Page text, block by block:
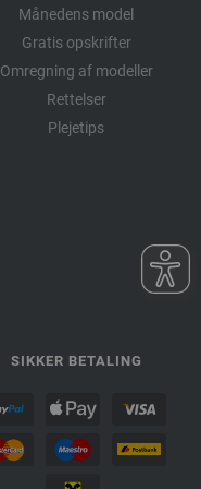
Månedens model
Gratis opskrifter
Omregning af modeller
Rettelser
Plejetips
SIKKER BETALING